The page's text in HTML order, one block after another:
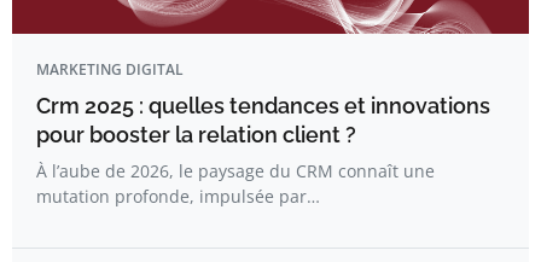
MARKETING DIGITAL
Crm 2025 : quelles tendances et innovations
pour booster la relation client ?
À l’aube de 2026, le paysage du CRM connaît une
mutation profonde, impulsée par…